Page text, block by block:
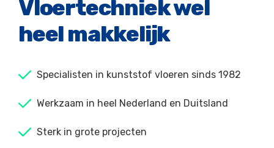
Vloertechniek wel
heel makkelijk
Specialisten in kunststof vloeren sinds 1982
Werkzaam in heel Nederland en Duitsland
Sterk in grote projecten